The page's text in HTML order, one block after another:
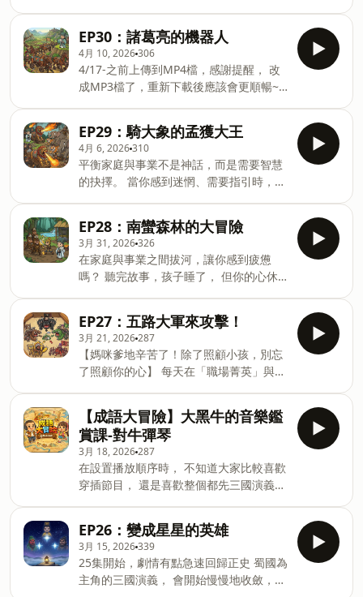
折，限定書籍更有 66 折 優惠。 記得：
『閱讀，是生命最好的禮物』， 跟著我們
一起讀好書、聽故事，變身最有智慧的小
小探險家~！ . 透過以下連結~註冊可以享
2%現金回饋~ 也可以按略過直接前往金石
堂官網~
https://tw.shop.com/nbts/cid134208-
vid287245-xservice-link_off.xhtml?
credituser=C9517067 . 或者自行
google~金石堂~ 國中小參考書65折起~ .
. ----------------------------------------------
EP30：諸葛亮的機器人
4月 10, 2026306
4/17-之前上傳到MP4檔，感謝提醒， 改
成MP3檔了，重新下載後應該會更順暢~
休閒的三國演義故事改編版。 . 節錄了三
國演義重點的情節， 並且柔性化修正，更
適合小朋友傾聽。 . 對於典故跟名言佳句
都用故事方式呈現， . 有時上傳後隔一段
時間， 發現語意不通順的狀況， 會額外
修正上傳~ 偶爾就重新下載，會有驚喜喔
也歡迎來信給意見~ . Apple | Spotify |
Youtube | KKbox 搜尋：兒童故事-三國
演義 . 另外~如果有想聽的歷史故事或書
籍， 歡迎留言分享或mail-
感到疲憊嗎？ 聽完故事，孩子睡了， 但
你的心休息了嗎？ 無論是職場的抉
EP29：騎大象的孟獲大王
4月 6, 2026310
平衡家庭與事業不是神話，而是需要智慧
的抉擇。 當你感到迷惘、需要指引時，
業塔羅占卜，陪你釐清事業與人生的方
向。 ✨ 限時活動： 1.追蹤 IG：
@news_tarot 2.截圖此段文案私訊 即可
獲得 免費神諭卡祝福 一次！ ---------------
------------------------------------------- 這是
一個說給所有小朋友和大朋友, 共同休閒
的三國演義故事改編版。 . 節錄了三國演
義重點的情節， 並且柔性化修正，更適合
小朋友傾聽。 . 對於典故跟名言佳句都用
故事方式呈現， . 有時上傳後隔一段時
歡迎來信給意見~ . Apple | Spot
EP28：南蠻森林的大冒險
3月 31, 2026326
在家庭與事業之間拔河，讓你感到疲憊
嗎？ 聽完故事，孩子睡了， 但你的心休
惘，還是那些無人傾訴的壓力， News
Tarot 都在這裡，陪你找回內心的平靜與
方向。 🎁 專屬育兒好禮： 現在截圖此段
文案並追蹤 IG：@news_tarot 私訊我，
即可免費獲得一張「神諭卡」專屬於你的
療癒祝福。
https://www.instagram.com/news_tarot/
------------ 這是一個說給所有小朋友和大
朋友, 共同休閒的三國演義故事改編版。 .
節錄了三國演義重點的情節， 並且柔性化
修正，更適合小朋友傾聽。 . 歡迎留言分
尋：
EP27：五路大軍來攻擊！
3月 21, 2026287
【媽咪爹地辛苦了！除了照顧小孩，別忘
了照顧你的心】 每天在「職場菁英」與
候真的會懷疑人生：我到底在哪？我要去
哪？ 如果生活讓你迷航，讓塔羅成為你的
導航。 不論是平衡的難題，還是工作的轉
折， 我們一起看清未來的路。 👉 點擊領
取療癒： 追蹤 IG：@news_tarot 並截圖
此段文案 我將為你抽一張「神諭卡」，
送上一份專屬你的療癒祝福。
https://www.instagram.com/news_tarot/
---------------------------------------------------
------------------------ 這是一個說給所有小
朋友和大朋友, 共同休閒的三國演義故事
【成語大冒險】大黑牛的音樂鑑
賞課-對牛彈琴
3月 18, 2026287
在設置播放順序時， 不知道大家比較喜歡
穿插節目， 還是喜歡整個都先三國演義順
目前24集後面 就是穿插成語故事的方式，
--- 介紹一些成語給小朋友聽~ 編寫使用場
景， 讓小孩可以邊聽故事學習。 -- --
Hosting provided by SoundOn
EP26：變成星星的英雄
3月 15, 2026339
25集開始，劇情有點急速回歸正史 蜀國為
主角的三國演義， 會開始慢慢地收斂，